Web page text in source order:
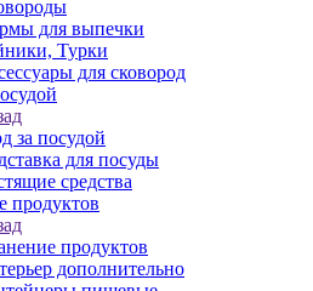
для выпечки
Турки
для сковород
за посудой
для посуды
средства
продуктов
продуктов
дополнительно